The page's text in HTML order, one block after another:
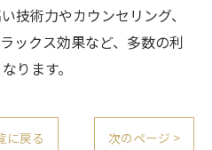
技術力やカウンセリング、
ックス効果など、多数の利
ります。
に戻る 次のページ >